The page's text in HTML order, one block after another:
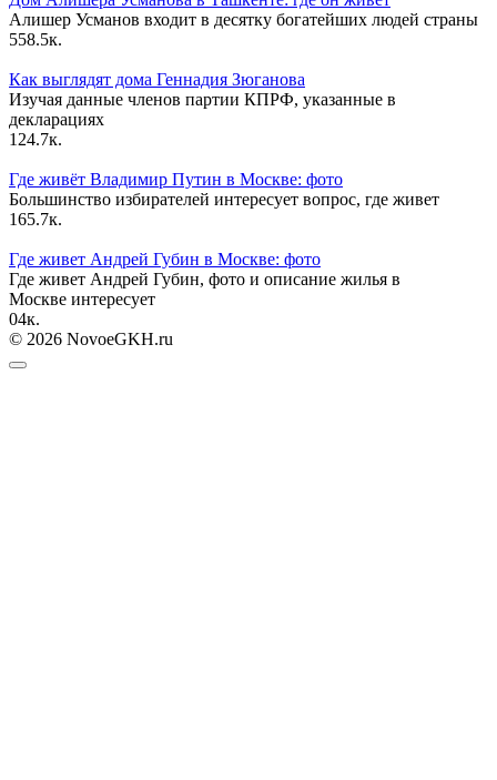
Алишер Усманов входит в десятку богатейших людей страны
558.5к.
Как выглядят дома Геннадия Зюганова
Изучая данные членов партии КПРФ, указанные в
декларациях
124.7к.
Где живёт Владимир Путин в Москве: фото
Большинство избирателей интересует вопрос, где живет
165.7к.
Где живет Андрей Губин в Москве: фото
Где живет Андрей Губин, фото и описание жилья в
Москве интересует
04к.
© 2026 NovoeGKH.ru